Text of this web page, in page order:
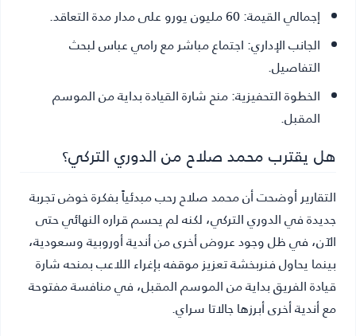
إجمالي القيمة:
الجانب الإداري:اجتماع مباشر مع رامي عباس لبحث
التفاصيل.
الخطوة التحفيزية:منح شارة القيادة بداية من الموسم
المقبل.
هل يقترب محمد صلاح من الدوري التركي؟
التقارير أوضحت أن محمد صلاح رحب مبدئياً بفكرة خوض تجربة
جديدة في الدوري التركي، لكنه لم يحسم قراره النهائي حتى
الآن، في ظل وجود عروض أخرى من أندية أوروبية وسعودية،
بينما يحاول فنربخشة تعزيز موقفه بإغراء اللاعب بمنحه شارة
قيادة الفريق بداية من الموسم المقبل، في منافسة مفتوحة
مع أندية أخرى أبرزها جالاتا سراي.